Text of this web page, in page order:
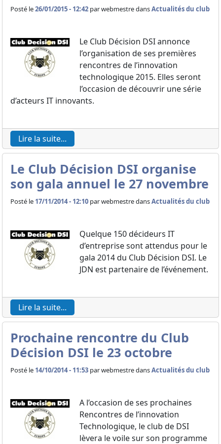
Posté le26/01/2015 - 12:42 parwebmestre dansActualités du club
Le Club Décision DSI annonce
l’organisation de ses premières
rencontres de l’innovation
technologique 2015. Elles seront
l’occasion de découvrir une série
d’acteurs IT innovants.
Lire la suite...
Le Club Décision DSI organise
son gala annuel le 27 novembre
Posté le 17/11/2014 - 12:10 parwebmestre dansActualités du club
Quelque 150 décideurs IT
d’entreprise sont attendus pour le
gala 2014 du Club Décision DSI. Le
JDN est partenaire de l’événement.
Lire la suite...
Prochaine rencontre du Club
Décision DSI le 23 octobre
Posté le 14/10/2014 - 11:53 parwebmestre dansActualités du club
A l’occasion de ses prochaines
Rencontres de l’innovation
Technologique, le club de DSI
lèvera le voile sur son programme